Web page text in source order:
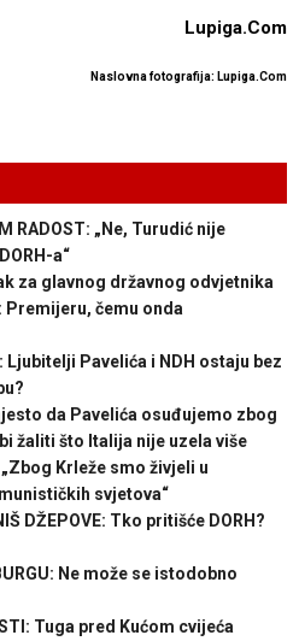
Lupiga.Com
Naslovna fotografija: Lupiga.Com
RADOST: „Ne, Turudić nije
a“
za glavnog državnog odvjetnika
Premijeru, čemu onda
Ljubitelji Pavelića i NDH ostaju bez
da Pavelića osuđujemo zbog
žaliti što Italija nije uzela više
„Zbog Krleže smo živjeli u
svjetova“
DŽEPOVE: Tko pritišće DORH?
Ne može se istodobno
Tuga pred Kućom cvijeća